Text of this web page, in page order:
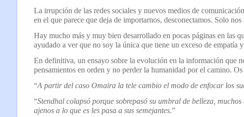
La irrupción de las redes sociales y nuevos medios de
en el que parece que deja de importarnos, desconectamos. Solo
Hay mucho más y muy bien desarrollado en pocas páginas en las
ayudado a ver que no soy la única que tiene un exceso de empatía
En definitiva, un ensayo sobre la evolución en la información que
pensamientos en orden y no perder la humanidad por el camino.
“A partir del caso Omaira la tele cambio el modo de enfocar los
“Stendhal colapsó porque sobrepasó su umbral de belleza,
ajenos a lo que es les pasa a sus semejantes.”